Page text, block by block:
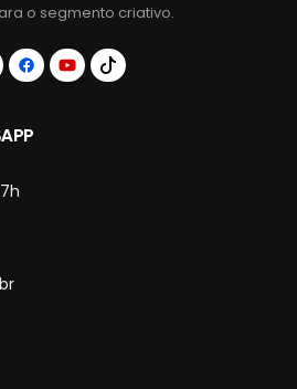
o segmento criativo.